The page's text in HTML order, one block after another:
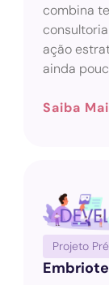
combina
ação
ainda
Saiba
Projeto